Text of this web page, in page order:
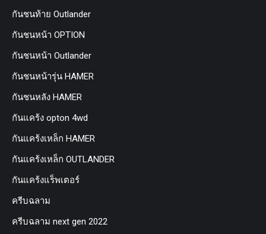
กันชนท้าย Outlander
กันชนหน้า OPTION
กันชนหน้า Outlander
กันชนหน้ารุ่น HAMER
กันชนหลัง HAMER
กันแคร้ง opton 4wd
กันแคร้งเหล็ก HAMER
กันแคร้งเหล็ก OUTLANDER
กันแคร้งแร็พเตอร์
ครีบฉลาม
ครีบฉลาม next gen 2022